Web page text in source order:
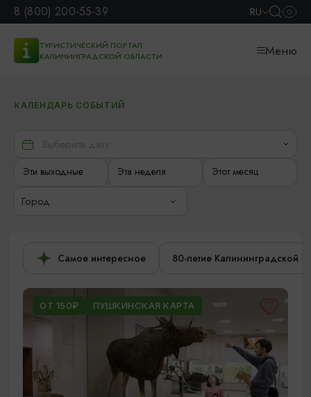
8 (800) 200-55-39 RU
ТУРИСТИЧЕСКИЙ ПОРТАЛ
КАЛИНИНГРАДСКОЙ ОБЛАСТИ
Меню
КАЛЕНДАРЬ СОБЫТИЙ
Эти выходные Эта неделя Этот месяц
Город
Самое интересное 80-летие Калининградской
ОТ 150₽ ПУШКИНСКАЯ КАРТА